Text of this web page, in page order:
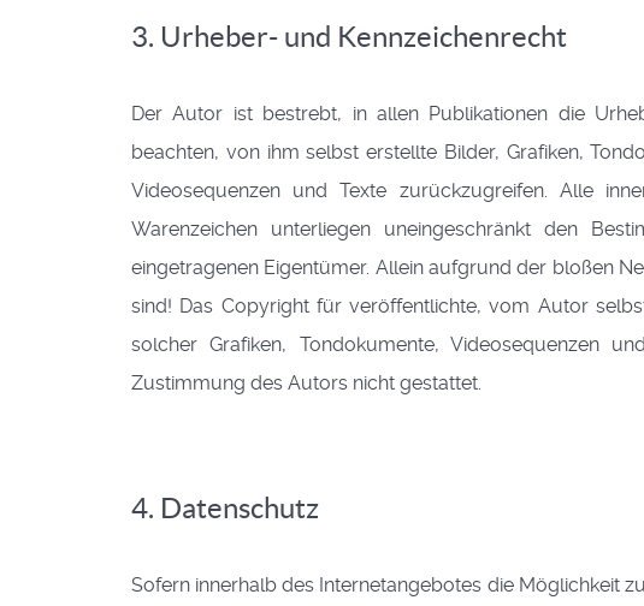
3. Urheber- und Kennzeichenrecht
Der Autor ist bestrebt, in allen Publikationen die
beachten, von ihm selbst erstellte Bilder, Grafiken,
Videosequenzen und Texte zurückzugreifen. Alle
Warenzeichen unterliegen uneingeschränkt den
eingetragenen Eigentümer. Allein aufgrund der bloßen
sind! Das Copyright für veröffentlichte, vom Autor
solcher Grafiken, Tondokumente, Videosequenzen
Zustimmung des Autors nicht gestattet.
4. Datenschutz
Sofern innerhalb des Internetangebotes die Möglichkeit